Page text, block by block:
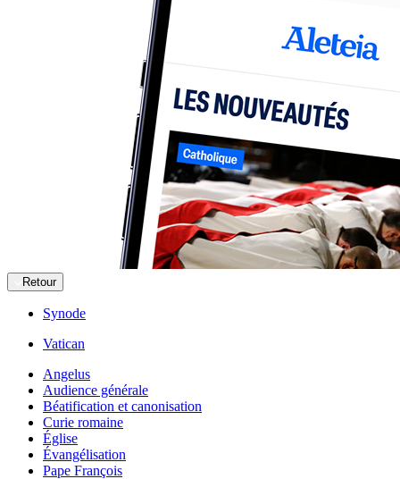
Retour
Synode
Vatican
Angelus
Audience générale
Béatification et canonisation
Curie romaine
Église
Évangélisation
Pape François